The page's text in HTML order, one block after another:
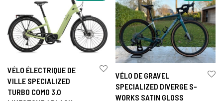
VÉLO ÉLECTRIQUE DE
VILLE SPECIALIZED
TURBO COMO 3.0
VÉLO DE GRAVEL
SPECIALIZED DIVERGE S-
WORKS SATIN GLOSS